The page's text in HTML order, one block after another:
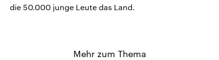
die 50.000 junge Leute das Land.
Mehr zum Thema